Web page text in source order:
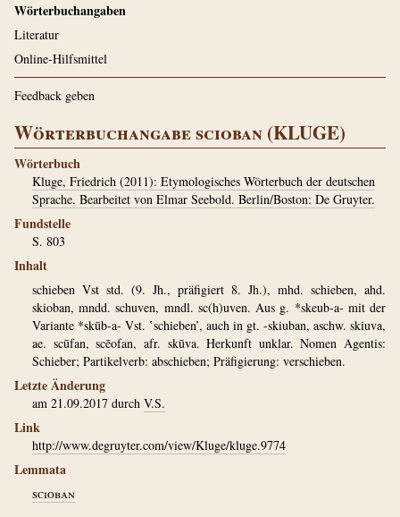
Wörterbuchangaben
Literatur
Online-Hilfsmittel
Feedback geben
Wörterbuchangabe scioban (KLUGE)
Wörterbuch
Kluge, Friedrich (2011): Etymologisches Wörterbuch der deutschen
Sprache. Bearbeitet von Elmar Seebold. Berlin/Boston: De Gruyter.
Fundstelle
S. 803
Inhalt
schieben Vst std. (9. Jh., präfigiert 8. Jh.), mhd. schieben, ahd.
skioban, mndd. schuven, mndl. sc(h)uven. Aus g. *skeub-a- mit der
Variante *skūb-a- Vst. ‛schieben’, auch in gt. -skiuban, aschw. skiuva,
ae. scūfan, scēofan, afr. skūva. Herkunft unklar. Nomen Agentis:
Schieber; Partikelverb: abschieben; Präfigierung: verschieben.
Letzte Änderung
am 21.09.2017 durch V.S.
Link
http://www.degruyter.com/view/Kluge/kluge.9774
Lemmata
scioban